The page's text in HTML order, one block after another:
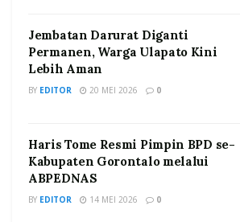
Jembatan Darurat Diganti
Permanen, Warga Ulapato Kini
Lebih Aman
BY EDITOR 20 MEI 2026 0
Haris Tome Resmi Pimpin BPD se-
Kabupaten Gorontalo melalui
ABPEDNAS
BY EDITOR 14 MEI 2026 0